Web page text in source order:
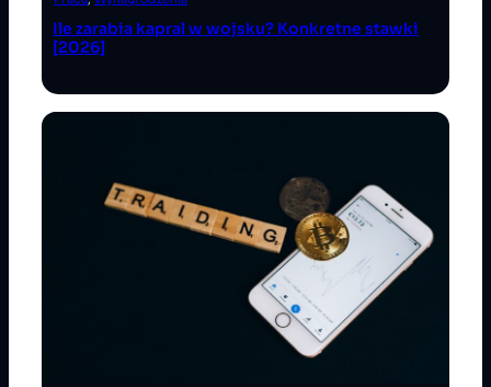
Ile zarabia kapral w wojsku? Konkretne stawki
[2026]